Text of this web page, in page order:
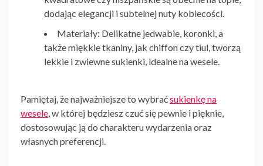
dodając elegancji i subtelnej nuty kobiecości.
Materiały: Delikatne jedwabie, koronki, a
także miękkie tkaniny, jak chiffon czy tiul, tworzą
lekkie i zwiewne sukienki, idealne na wesele.
Pamiętaj, że najważniejsze to wybraćsukienkę na
wesele, w której będziesz czuć się pewnie i pięknie,
dostosowując ją do charakteru wydarzenia oraz
własnych preferencji.